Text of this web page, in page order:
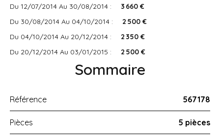
Du 12/07/2014 Au 30/08/2014 :
3 660 €
Du 30/08/2014 Au 04/10/2014 :
2 500 €
Du 04/10/2014 Au 20/12/2014 :
2 350 €
Du 20/12/2014 Au 03/01/2015 :
2 500 €
Sommaire
Référence 567178
Pièces 5 pièces